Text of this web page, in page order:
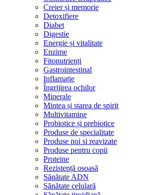
Creier și memorie
Detoxifiere
Diabet
Digestie
Energie și vitalitate
Enzime
Fitonutrienți
Gastrointestinal
Inflamație
Îngrijirea ochilor
Minerale
Mintea și starea de spirit
Multivitamine
Probiotice și prebiotice
Produse de specialitate
Produse noi si reavizate
Produse pentru copii
Proteine
Rezistență osoasă
Sănătate ADN
Sănătate celulară